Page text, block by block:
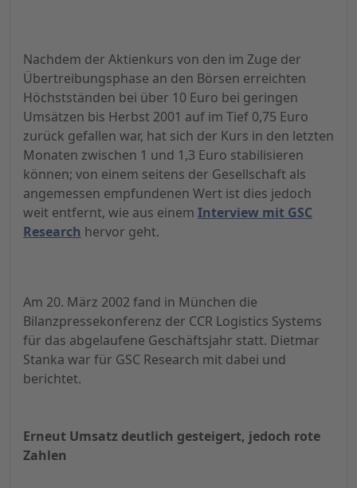
Nachdem der Aktienkurs von den im Zuge der
Übertreibungsphase an den Börsen erreichten
Höchstständen bei über 10 Euro bei geringen
Umsätzen bis Herbst 2001 auf im Tief 0,75 Euro
zurück gefallen war, hat sich der Kurs in den letzten
Monaten zwischen 1 und 1,3 Euro stabilisieren
können; von einem seitens der Gesellschaft als
angemessen empfundenen Wert ist dies jedoch
weit entfernt, wie aus einem Interview mit GSC
Research hervor geht.
Am 20. März 2002 fand in München die
Bilanzpressekonferenz der CCR Logistics Systems
für das abgelaufene Geschäftsjahr statt. Dietmar
Stanka war für GSC Research mit dabei und
berichtet.
Erneut Umsatz deutlich gesteigert, jedoch rote
Zahlen